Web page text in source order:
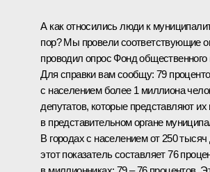
А как относились люди к
пор? Мы провели соответствующие
проводил опрос Фонд общественного
Для справки вам сообщу: 79
с населением более 1 миллиона
депутатов, которые представляют их
в представительном органе
В городах с населением от 250
этот показатель составляет 76